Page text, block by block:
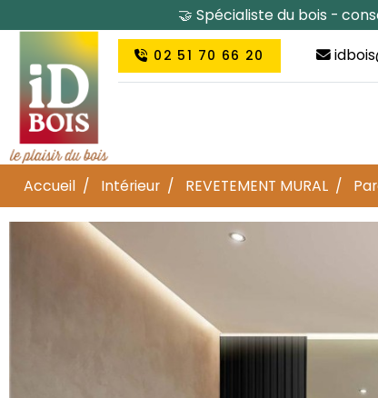
🤝 Spécialiste du bois -
02 51 70 66 20
Accueil Intérieur REVETEMENT MURAL